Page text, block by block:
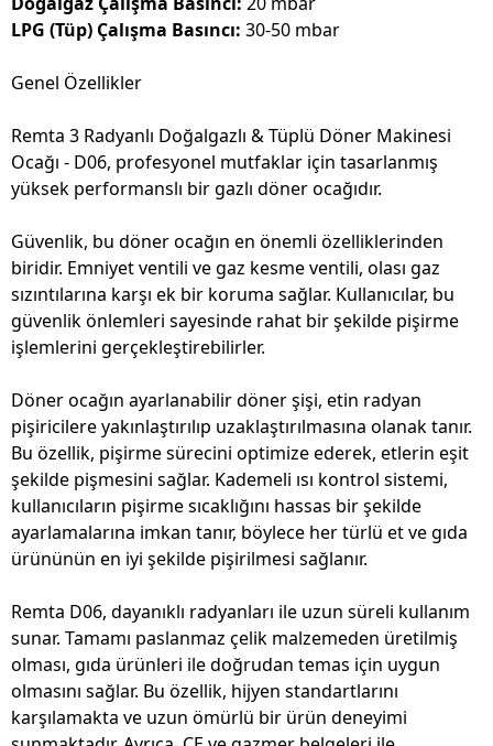
LPG (Tüp) Çalışma Basıncı: 30-50 mbar
Genel Özellikler
Remta 3 Radyanlı Doğalgazlı & Tüplü Döner Makinesi
Ocağı - D06, profesyonel mutfaklar için tasarlanmış
yüksek performanslı bir gazlı döner ocağıdır.
Güvenlik, bu döner ocağın en önemli özelliklerinden
biridir. Emniyet ventili ve gaz kesme ventili, olası gaz
sızıntılarına karşı ek bir koruma sağlar. Kullanıcılar, bu
güvenlik önlemleri sayesinde rahat bir şekilde pişirme
işlemlerini gerçekleştirebilirler.
Döner ocağın ayarlanabilir döner şişi, etin radyan
pişiricilere yakınlaştırılıp uzaklaştırılmasına olanak tanır.
Bu özellik, pişirme sürecini optimize ederek, etlerin eşit
şekilde pişmesini sağlar. Kademeli ısı kontrol sistemi,
kullanıcıların pişirme sıcaklığını hassas bir şekilde
ayarlamalarına imkan tanır, böylece her türlü et ve gıda
ürününün en iyi şekilde pişirilmesi sağlanır.
Remta D06, dayanıklı radyanları ile uzun süreli kullanım
sunar. Tamamı paslanmaz çelik malzemeden üretilmiş
olması, gıda ürünleri ile doğrudan temas için uygun
olmasını sağlar. Bu özellik, hijyen standartlarını
karşılamakta ve uzun ömürlü bir ürün deneyimi